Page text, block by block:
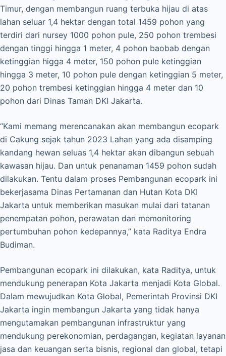
Timur, dengan membangun ruang terbuka hijau di atas
lahan seluar 1,4 hektar dengan total 1459 pohon yang
terdiri dari nursey 1000 pohon pule, 250 pohon trembesi
dengan tinggi hingga 1 meter, 4 pohon baobab dengan
ketinggian higga 4 meter, 150 pohon pule ketinggian
hingga 3 meter, 10 pohon pule dengan ketinggian 5 meter,
20 pohon trembesi ketinggian hingga 4 meter dan 10
pohon dari Dinas Taman DKI Jakarta.
“Kami memang merencanakan akan membangun ecopark
di Cakung sejak tahun 2023 Lahan yang ada disamping
kandang hewan seluas 1,4 hektar akan dibangun sebuah
kawasan hijau. Dan untuk penanaman 1459 pohon sudah
dilakukan. Tentu dalam proses Pembangunan ecopark ini
bekerjasama Dinas Pertamanan dan Hutan Kota DKI
Jakarta untuk memberikan masukan mulai dari tatanan
penempatan pohon, perawatan dan memonitoring
pertumbuhan pohon kedepannya,” kata Raditya Endra
Budiman.
Pembangunan ecopark ini dilakukan, kata Raditya, untuk
mendukung penerapan Kota Jakarta menjadi Kota Global.
Dalam mewujudkan Kota Global, Pemerintah Provinsi DKI
Jakarta ingin membangun Jakarta yang tidak hanya
mengutamakan pembangunan infrastruktur yang
mendukung perekonomian, perdagangan, kegiatan layanan
jasa dan keuangan serta bisnis, regional dan global, tetapi